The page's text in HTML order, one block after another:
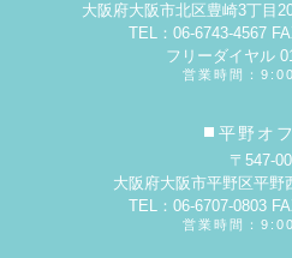
大阪府大阪市北区豊崎3丁目
TEL：06-6743-4567
フリーダイヤル
営業時間：
平野オ
〒547-
大阪府大阪市平野区平野
TEL：06-6707-0803
営業時間：